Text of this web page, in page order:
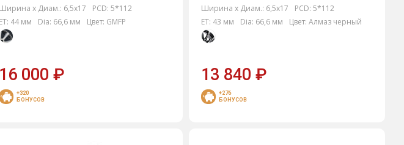
Ширина х Диам.: 6,5x17 PCD: 5*112
ET: 44 мм Dia: 66,6 мм Цвет: GMFP
16 000₽
+320
БОНУСОВ
Ширина х Диам.: 6,5x17 PCD: 5*112
ET: 43 мм Dia: 66,6 мм Цвет: Алмаз черный
13 840₽
+276
БОНУСОВ